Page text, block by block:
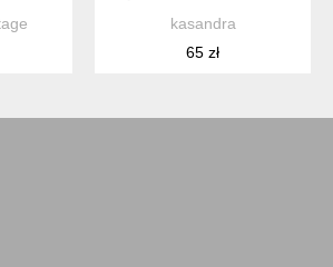
kasandra
65 zł